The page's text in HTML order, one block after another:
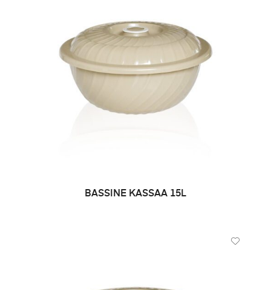
BASSINE KASSAA 15L